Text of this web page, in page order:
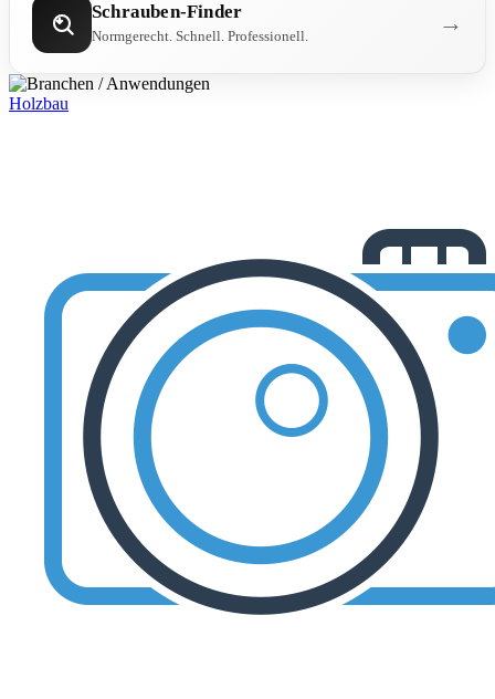
Schrauben-Finder
Normgerecht. Schnell. Professionell. →
Holzbau